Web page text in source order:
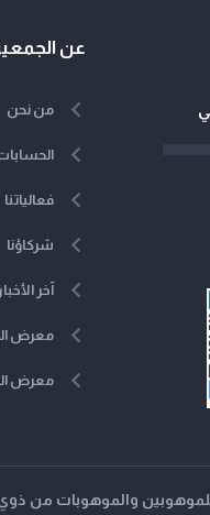
عن
من نحن
فعالياتنا
شركاؤنا
آخر الأخبار
معرض
معرض
والموهوبات من ذوي